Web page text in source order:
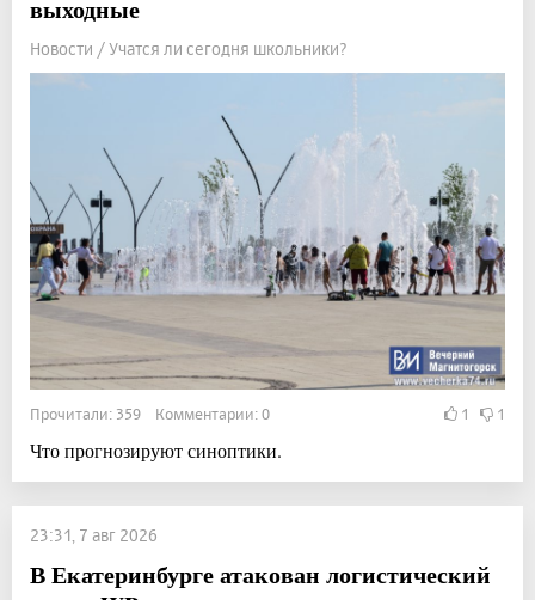
выходные
Новости / Учатся ли сегодня школьники?
Прочитали: 359 Комментарии: 0 1 1
Что прогнозируют синоптики.
23:31, 7 авг 2026
В Екатеринбурге атакован логистический